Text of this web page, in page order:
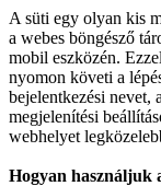
A süti egy olyan kis
a webes böngésző
mobil eszközén.
nyomon követi a
bejelentkezési nevet,
megjelenítési
webhelyet
Hogyan használjuk